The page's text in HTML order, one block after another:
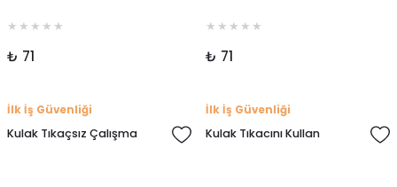
₺ 71 ₺ 71
İlk İş Güvenliği
Kulak Tıkaçsız Çalışma
İlk İş Güvenliği
Kulak Tıkacını Kullan